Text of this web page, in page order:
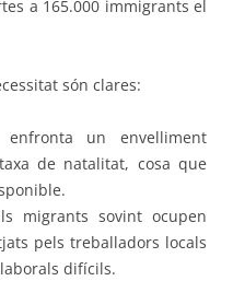
a 165.000 immigrants el
són clares:
enfronta un envelliment
de natalitat, cosa que
migrants sovint ocupen
pels treballadors locals
difícils.